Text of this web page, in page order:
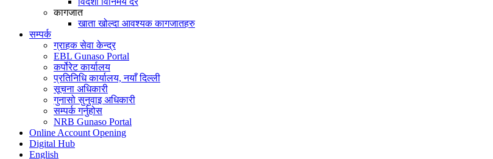
कागजात
खाता खोल्दा आवश्यक कागजातहरु
सम्पर्क
ग्राहक सेवा केन्द्र
EBL Gunaso Portal
कर्पोरेट कार्यालय
प्रतिनिधि कार्यालय, नयाँ दिल्ली
सूचना अधिकारी
गुनासो सुनुवाइ अधिकारी
सम्पर्क गर्नुहोस
NRB Gunaso Portal
Online Account Opening
Digital Hub
English